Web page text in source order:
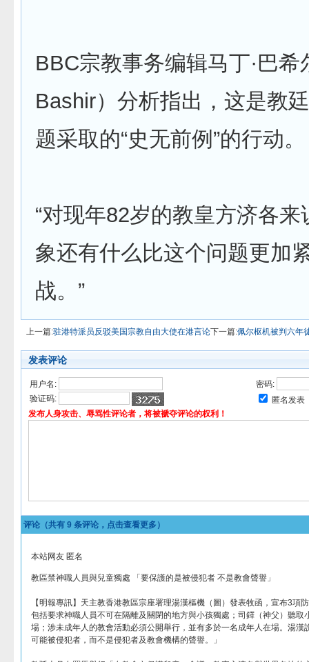
BBC宗教事务编辑马丁·巴希
Bashir）分析指出，这是教
题采取的“史无前例”的行动。
“对现年82岁的教皇方济各
象还有什么比这个问题更加
战。”
上一篇:驻港特派员反驳美国宗教自由大使在港言论下一篇:佩尔枢机被判六年
发表评论
用户名:
密码:
验证码:
匿名发表
发布人身攻击、辱骂性评论者，将被褫夺评论的权利！
评论（共有 9 条评论，点击查看更多）
本站网友 匿名
教區禁神職人員與兒童獨處 「要保護的是被侵犯者 不是教會聲譽」
【明報專訊】天主教香港教區宗座署理湯漢樞機（圖）發表牧函，宣布3項
包括要求神職人員不可在隔離及關閉的地方與小孩獨處；司鐸（神父）聽取
場；涉未成年人的教會活動必須公開舉行，並有多於一名成年人在場。湯漢
可能被侵犯者，而不是侵犯者及教會機構的聲譽。」